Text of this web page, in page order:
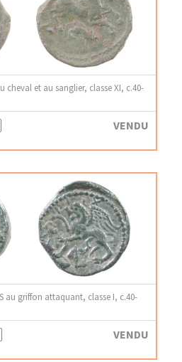
cheval et au sanglier, classe XI, c.40-
VENDU
au griffon attaquant, classe I, c.40-
VENDU